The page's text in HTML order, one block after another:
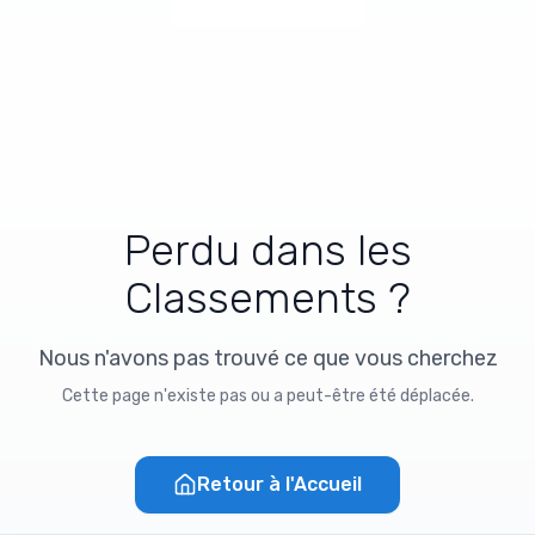
Perdu dans les
Classements ?
Nous n'avons pas trouvé ce que vous cherchez
Cette page n'existe pas ou a peut-être été déplacée.
Retour à l'Accueil